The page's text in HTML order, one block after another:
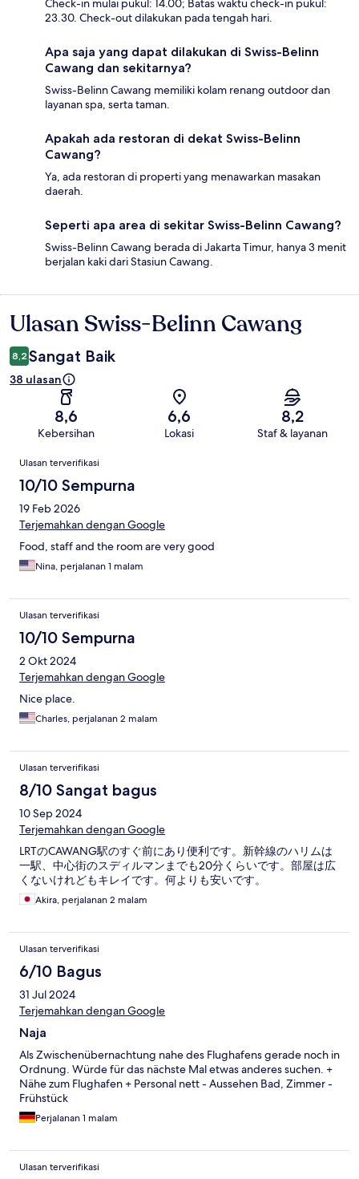
Check-in mulai pukul: 14.00; Batas waktu check-in pukul:
23.30. Check-out dilakukan pada tengah hari.
Apa saja yang dapat dilakukan di Swiss-Belinn
Cawang dan sekitarnya?
Swiss-Belinn Cawang memiliki kolam renang outdoor dan
layanan spa, serta taman.
Apakah ada restoran di dekat Swiss-Belinn
Cawang?
Ya, ada restoran di properti yang menawarkan masakan
daerah.
Seperti apa area di sekitar Swiss-Belinn Cawang?
Swiss-Belinn Cawang berada di Jakarta Timur, hanya 3 menit
berjalan kaki dari Stasiun Cawang.
Ulasan
Ulasan Swiss-Belinn Cawang
8,2 Sangat Baik
38 ulasan
8,6
Kebersihan
6,6
Lokasi
8,2
Staf & layanan
Ulasan
Ulasan terverifikasi
10/10 Sempurna
19 Feb 2026
Terjemahkan dengan Google
Food, staff and the room are very good
Nina, perjalanan 1 malam
Ulasan terverifikasi
10/10 Sempurna
2 Okt 2024
Terjemahkan dengan Google
Nice place.
Charles, perjalanan 2 malam
Ulasan terverifikasi
8/10 Sangat bagus
10 Sep 2024
Terjemahkan dengan Google
LRTのCAWANG駅のすぐ前にあり便利です。新幹線のハリムは
一駅、中心街のスディルマンまでも20分くらいです。部屋は広
くないけれどもキレイです。何よりも安いです。
Akira, perjalanan 2 malam
Ulasan terverifikasi
6/10 Bagus
31 Jul 2024
Terjemahkan dengan Google
Naja
Als Zwischenübernachtung nahe des Flughafens gerade noch in
Ordnung. Würde für das nächste Mal etwas anderes suchen. +
Nähe zum Flughafen + Personal nett - Aussehen Bad, Zimmer -
Frühstück
Perjalanan 1 malam
Ulasan terverifikasi